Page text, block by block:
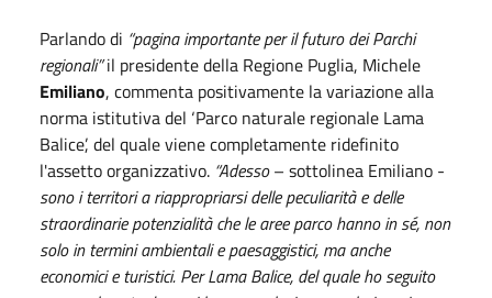
Parlando di “pagina importante per il futuro dei Parchi
regionali”il presidente della Regione Puglia, Michele
Emiliano, commenta positivamente la variazione alla
norma istitutiva del ‘Parco naturale regionale Lama
Balice’, del quale viene completamente ridefinito
l'assetto organizzativo. “Adesso– sottolinea Emiliano -
sono i territori a riappropriarsi delle peculiarità e delle
straordinarie potenzialità che le aree parco hanno in sé, non
solo in termini ambientali e paesaggistici, ma anche
economici e turistici. Per Lama Balice, del quale ho seguito